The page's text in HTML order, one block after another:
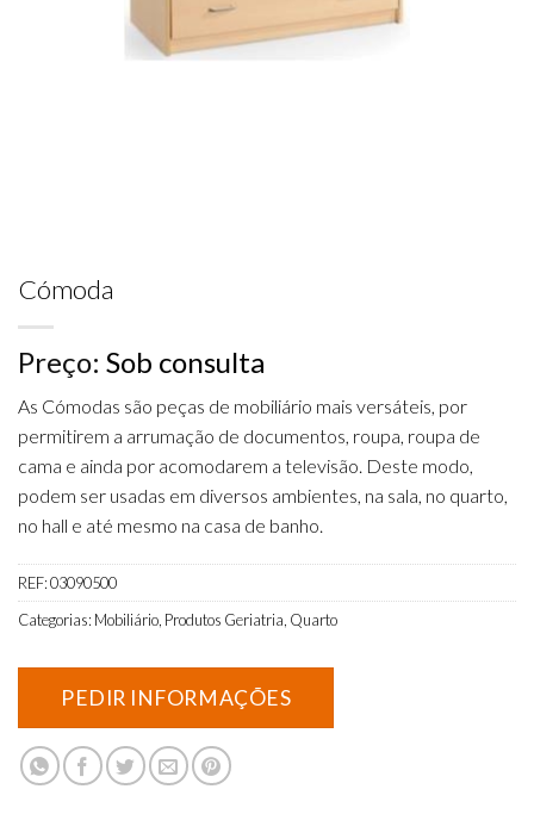
Cómoda
Preço: Sob consulta
As Cómodas são peças de mobiliário mais versáteis, por
permitirem a arrumação de documentos, roupa, roupa de
cama e ainda por acomodarem a televisão. Deste modo,
podem ser usadas em diversos ambientes, na sala, no quarto,
no hall e até mesmo na casa de banho.
REF:03090500
Categorias: Mobiliário, Produtos Geriatria, Quarto